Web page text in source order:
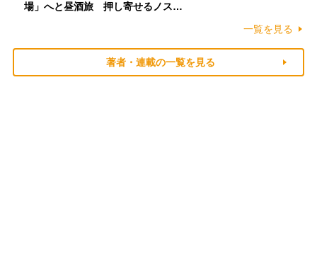
場」へと昼酒旅 押し寄せるノス…
一覧を見る
著者・連載の一覧を見る